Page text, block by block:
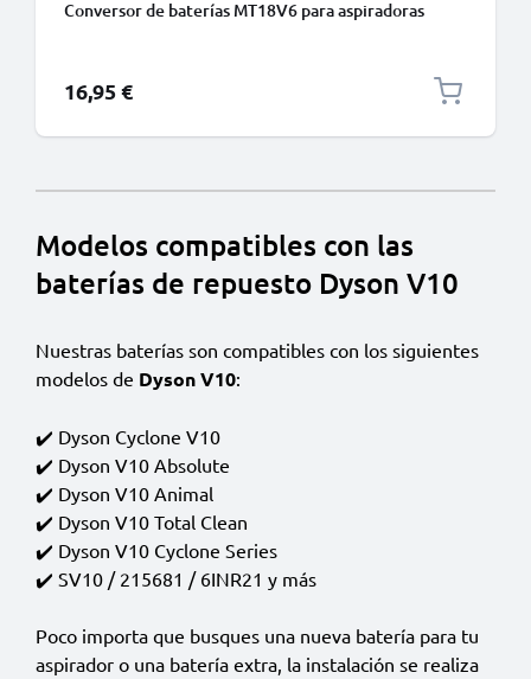
Conversor de baterías MT18V6 para aspiradoras
16,95 €
Modelos compatibles con las
baterías de repuesto Dyson V10
Nuestras baterías son compatibles con los siguientes
modelos de Dyson V10:
✔️ Dyson Cyclone V10
✔️ Dyson V10 Absolute
✔️ Dyson V10 Animal
✔️ Dyson V10 Total Clean
✔️ Dyson V10 Cyclone Series
✔️ SV10 / 215681 / 6INR21 y más
Poco importa que busques una nueva batería para tu
aspirador o una batería extra, la instalación se realiza